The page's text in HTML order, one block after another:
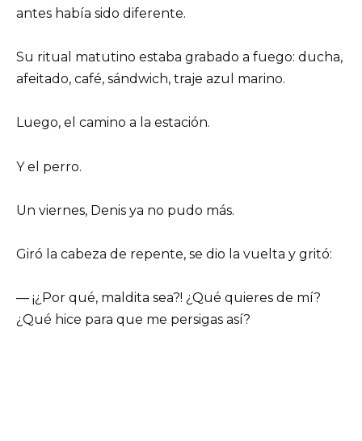
antes había sido diferente.
Su ritual matutino estaba grabado a fuego: ducha,
afeitado, café, sándwich, traje azul marino.
Luego, el camino a la estación.
Y el perro.
Un viernes, Denis ya no pudo más.
Giró la cabeza de repente, se dio la vuelta y gritó:
— ¡¿Por qué, maldita sea?! ¿Qué quieres de mí?
¿Qué hice para que me persigas así?